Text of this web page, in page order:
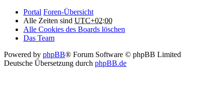
Portal Foren-Übersicht
Alle Zeiten sind UTC+02:00
Alle Cookies des Boards löschen
Das Team
Powered by phpBB® Forum Software © phpBB Limited
Deutsche Übersetzung durch phpBB.de